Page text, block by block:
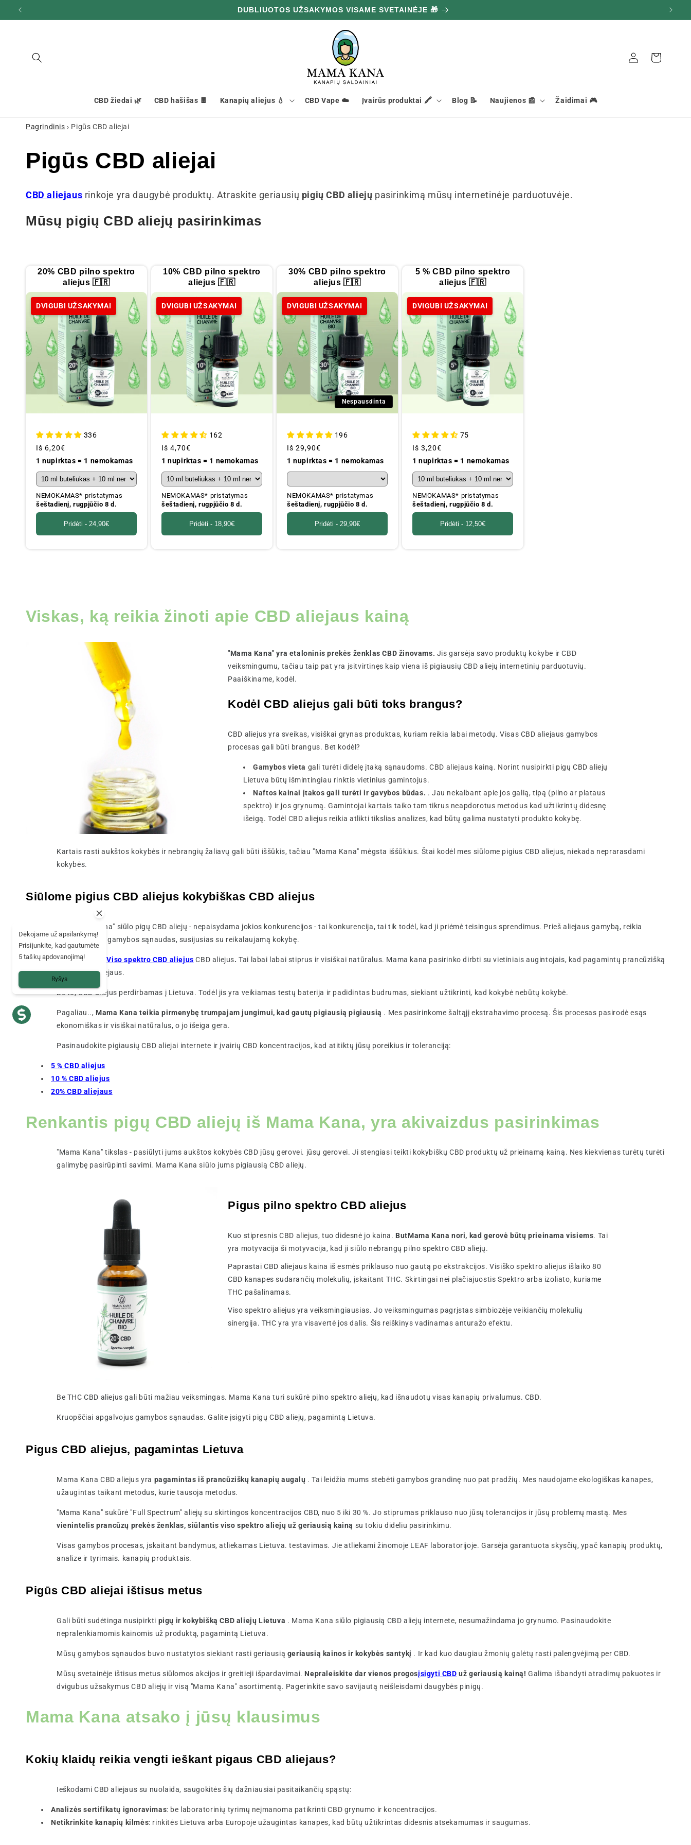
ir pereikite
prie turinio
DUBLIUOTOS UŽSAKYMOS VISAME SVETAINĖJE 🎁
CBD žiedai 🌿 CBD hašišas 🍫 Kanapių aliejus 💧 CBD Vape ☁️ Įvairūs produktai 🖍️ Blog 📝 Naujienos 📰 Žaidimai 🎮
Ryšys Krepšelis
Pagrindinis › Pigūs CBD aliejai
K
o
l
k
c
i
j
a
:
Pigūs CBD aliejai
CBD aliejaus rinkoje yra daugybė produktų. Atraskite geriausių pigių CBD aliejų pasirinkimą mūsų internetinėje parduotuvėje.
Mūsų pigių CBD aliejų pasirinkimas
20% CBD pilno spektro
aliejus 🇫🇷
DVIGUBI UŽSAKYMAI
336
Įprastinė
kaina
Iš 6,20€
1 nupirktas = 1 nemokamas
NEMOKAMAS* pristatymas
šeštadienį, rugpjūčio 8 d.
Pridėti - 24,90€
10% CBD pilno spektro
aliejus 🇫🇷
DVIGUBI UŽSAKYMAI
162
Įprastinė
kaina
Iš 4,70€
1 nupirktas = 1 nemokamas
NEMOKAMAS* pristatymas
šeštadienį, rugpjūčio 8 d.
Pridėti - 18,90€
30% CBD pilno spektro
aliejus 🇫🇷
DVIGUBI UŽSAKYMAI
Nespausdinta
196
Įprastinė
kaina
Iš 29,90€
1 nupirktas = 1 nemokamas
NEMOKAMAS* pristatymas
šeštadienį, rugpjūčio 8 d.
Pridėti - 29,90€
5 % CBD pilno spektro
aliejus 🇫🇷
DVIGUBI UŽSAKYMAI
75
Įprastinė
kaina
Iš 3,20€
1 nupirktas = 1 nemokamas
NEMOKAMAS* pristatymas
šeštadienį, rugpjūčio 8 d.
Pridėti - 12,50€
Viskas, ką reikia žinoti apie CBD aliejaus kainą
"Mama Kana" yra etaloninis prekės ženklas CBD žinovams. Jis garsėja savo produktų kokybe ir CBD
veiksmingumu, tačiau taip pat yra įsitvirtinęs kaip viena iš pigiausių CBD aliejų internetinių parduotuvių.
Paaiškiname, kodėl.
Kodėl CBD aliejus gali būti toks brangus?
CBD aliejus yra sveikas, visiškai grynas produktas, kuriam reikia labai metodų. Visas CBD aliejaus gamybos
procesas gali būti brangus. Bet kodėl?
Gamybos vieta gali turėti didelę įtaką sąnaudoms. CBD aliejaus kainą. Norint nusipirkti pigų CBD aliejų
Lietuva būtų išmintingiau rinktis vietinius gamintojus.
Naftos kainai įtakos gali turėti ir gavybos būdas. . Jau nekalbant apie jos galią, tipą (pilno ar plataus
spektro) ir jos grynumą. Gamintojai kartais taiko tam tikrus neapdorotus metodus kad užtikrintų didesnę
išeigą. Todėl CBD aliejus reikia atlikti tikslias analizes, kad būtų galima nustatyti produkto kokybę.
Kartais rasti aukštos kokybės ir nebrangių žaliavų gali būti iššūkis, tačiau "Mama Kana" mėgsta iššūkius. Štai kodėl mes siūlome pigius CBD aliejus, niekada neprarasdami
kokybės.
Siūlome pigius CBD aliejus kokybiškas CBD aliejus
Jei "Mama Kana" siūlo pigų CBD aliejų - nepaisydama jokios konkurencijos - tai konkurencija, tai tik todėl, kad ji priėmė teisingus sprendimus. Prieš aliejaus gamybą, reikia
pagalvoti apie gamybos sąnaudas, susijusias su reikalaujamą kokybę.
Siūlome alyvą Viso spektro CBD aliejus CBD aliejus. Tai labai labai stiprus ir visiškai natūralus. Mama kana pasirinko dirbti su vietiniais augintojais, kad pagamintų prancūzišką
CBD aliejų. aliejaus.
Be to, CBD aliejus perdirbamas į Lietuva. Todėl jis yra veikiamas testų baterija ir padidintas budrumas, siekiant užtikrinti, kad kokybė nebūtų kokybė.
Pagaliau.., Mama Kana teikia pirmenybę trumpajam jungimui, kad gautų pigiausią pigiausią . Mes pasirinkome šaltąjį ekstrahavimo procesą. Šis procesas pasirodė esąs
ekonomiškas ir visiškai natūralus, o jo išeiga gera.
Pasinaudokite pigiausių CBD aliejai internete ir įvairių CBD koncentracijos, kad atitiktų jūsų poreikius ir toleranciją:
5 % CBD aliejus
10 % CBD aliejus
20% CBD aliejaus
Renkantis pigų CBD aliejų iš Mama Kana, yra akivaizdus pasirinkimas
"Mama Kana" tikslas - pasiūlyti jums aukštos kokybės CBD jūsų gerovei. jūsų gerovei. Ji stengiasi teikti kokybiškų CBD produktų už prieinamą kainą. Nes kiekvienas turėtų turėti
galimybę pasirūpinti savimi. Mama Kana siūlo jums pigiausią CBD aliejų.
Pigus pilno spektro CBD aliejus
Kuo stipresnis CBD aliejus, tuo didesnė jo kaina. ButMama Kana nori, kad gerovė būtų prieinama visiems. Tai
yra motyvacija ši motyvacija, kad ji siūlo nebrangų pilno spektro CBD aliejų.
Paprastai CBD aliejaus kaina iš esmės priklauso nuo gautą po ekstrakcijos. Visiško spektro aliejus išlaiko 80
CBD kanapes sudarančių molekulių, įskaitant THC. Skirtingai nei plačiajuostis Spektro arba izoliato, kuriame
THC pašalinamas.
Viso spektro aliejus yra veiksmingiausias. Jo veiksmingumas pagrįstas simbiozėje veikiančių molekulių
sinergija. THC yra yra visavertė jos dalis. Šis reiškinys vadinamas anturažo efektu.
Be THC CBD aliejus gali būti mažiau veiksmingas. Mama Kana turi sukūrė pilno spektro aliejų, kad išnaudotų visas kanapių privalumus. CBD.
Kruopščiai apgalvojus gamybos sąnaudas. Galite įsigyti pigų CBD aliejų, pagamintą Lietuva.
Pigus CBD aliejus, pagamintas Lietuva
Mama Kana CBD aliejus yra pagamintas iš prancūziškų kanapių augalų . Tai leidžia mums stebėti gamybos grandinę nuo pat pradžių. Mes naudojame ekologiškas kanapes,
užaugintas taikant metodus, kurie tausoja metodus.
"Mama Kana" sukūrė "Full Spectrum" aliejų su skirtingos koncentracijos CBD, nuo 5 iki 30 %. Jo stiprumas priklauso nuo jūsų tolerancijos ir jūsų problemų mastą. Mes
vienintelis prancūzų prekės ženklas, siūlantis viso spektro aliejų už geriausią kainą su tokiu dideliu pasirinkimu.
Visas gamybos procesas, įskaitant bandymus, atliekamas Lietuva. testavimas. Jie atliekami žinomoje LEAF laboratorijoje. Garsėja garantuota skysčių, ypač kanapių produktų,
analize ir tyrimais. kanapių produktais.
Pigūs CBD aliejai ištisus metus
Gali būti sudėtinga nusipirkti pigų ir kokybišką CBD aliejų Lietuva . Mama Kana siūlo pigiausią CBD aliejų internete, nesumažindama jo grynumo. Pasinaudokite
nepralenkiamomis kainomis už produktą, pagamintą Lietuva.
Mūsų gamybos sąnaudos buvo nustatytos siekiant rasti geriausią geriausią kainos ir kokybės santykį . Ir kad kuo daugiau žmonių galėtų rasti palengvėjimą per CBD.
Mūsų svetainėje ištisus metus siūlomos akcijos ir greitieji išpardavimai. Nepraleiskite dar vienos progosįsigyti CBD už geriausią kainą!Galima išbandyti atradimų pakuotes ir
dvigubus užsakymus CBD aliejų ir visą "Mama Kana" asortimentą. Pagerinkite savo savijautą neišleisdami daugybės pinigų.
Mama Kana atsako į jūsų klausimus
Kokių klaidų reikia vengti ieškant pigaus CBD aliejaus?
Ieškodami CBD aliejaus su nuolaida, saugokitės šių dažniausiai pasitaikančių spąstų:
Analizės sertifikatų ignoravimas: be laboratorinių tyrimų neįmanoma patikrinti CBD grynumo ir koncentracijos.
Netikrinkite kanapių kilmės: rinkitės Lietuva arba Europoje užaugintas kanapes, kad būtų užtikrintas didesnis atsekamumas ir saugumas.
Dėkojame už apsilankymą!
Prisijunkite, kad gautumėte
5 taškų apdovanojimą!
Ryšys